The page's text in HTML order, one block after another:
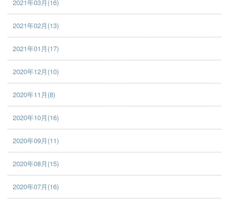
2021年03月(16)
2021年02月(13)
2021年01月(17)
2020年12月(10)
2020年11月(8)
2020年10月(16)
2020年09月(11)
2020年08月(15)
2020年07月(16)